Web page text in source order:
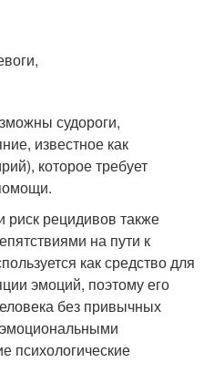
судороги,
известное как
которое требует
риск рецидивов также
на пути к
как средство для
эмоций, поэтому его
без привычных
психологические